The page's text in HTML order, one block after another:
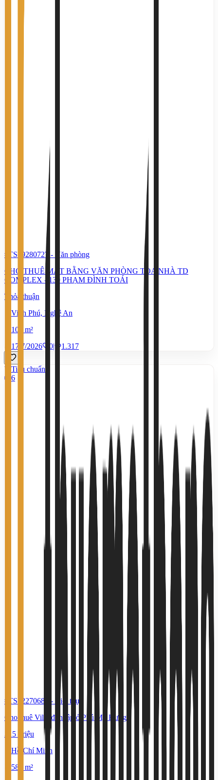
#TS19280727 -
Văn phòng
CHO THUÊ MẶT BẰNG VĂN PHÒNG TÒA NHÀ TD
COMPLEX - 139 PHẠM ĐÌNH TOÁI
Thỏa thuận
Vinh Phú, Nghệ An
105 m²
17/7/2026
0| 1.317
Tiêu chuẩn
6
#TS52270686 -
Biệt thự
Cho thuê Villa đơn lập ở Phú Mỹ Hưng
315 Triệu
Hồ Chí Minh
580 m²